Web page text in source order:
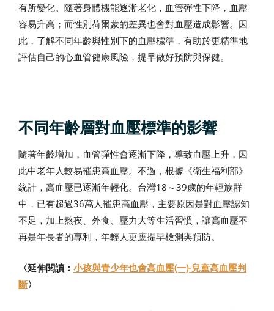
有所變化。隨著身體機能逐漸老化，血管彈性下降，血壓
容易升高；而性別荷爾蒙的差異也會對血壓造成影響。因
此，了解不同年齡與性別下的血壓標準，有助於更精準地
評估自己的心血管健康風險，提早做好預防與保健。
不同年齡層對血壓標準的影響
隨著年齡增加，血管彈性會逐漸下降，導致血壓上升，因
此中老年人較易罹患高血壓。不過，根據《衛生福利部》
統計，高血壓已逐漸年輕化。台灣18～39歲的年輕族群
中，已有超過36萬人罹患高血壓，主要原因是對血壓認知
不足，加上熬夜、外食、壓力大等生活習慣，讓高血壓不
再是年長者的專利，年輕人更應提早檢測與預防。
〈延伸閱讀： 小孩與青少年也會高血壓(一)-兒童高血壓判
斷〉